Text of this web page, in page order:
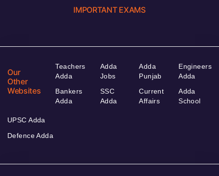
IMPORTANT EXAMS
Our
Other
Websites
Teachers
Adda
Bankers
Adda
Adda
Jobs
SSC
Adda
Adda
Punjab
Current
Affairs
Engineers
Adda
Adda
School
UPSC Adda
Defence Adda